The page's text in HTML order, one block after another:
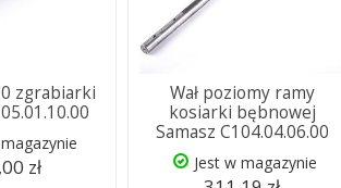
zgrabiarki
zł
Wał poziomy ramy
kosiarki bębnowej
Samasz C104.04.06.00
Jest w magazynie